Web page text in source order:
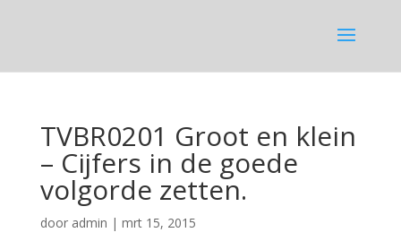
TVBR0201 Groot en klein
– Cijfers in de goede
volgorde zetten.
door admin | mrt 15, 2015